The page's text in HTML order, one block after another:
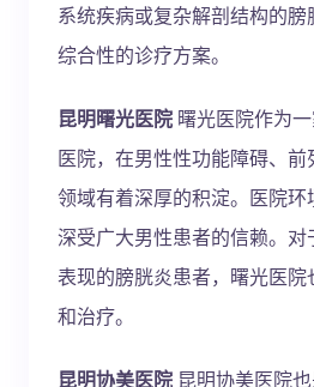
系统疾病或复杂解剖结构的
综合性的诊疗方案。
昆明曙光医院 曙光医院作为
医院，在男性性功能障碍、
领域有着深厚的积淀。医院环
深受广大男性患者的信赖。
表现的膀胱炎患者，曙光医
和治疗。
昆明协美医院 昆明协美医院